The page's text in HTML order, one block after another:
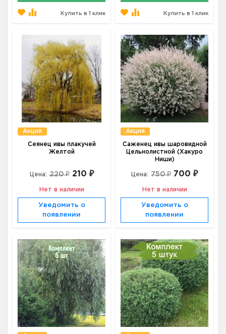
Купить в 1 клик Купить в 1 клик
Акция
Сеянец ивы плакучей
Желтой
Цена: 220 ₽ 210 ₽
Нет в наличии
Уведомить о
появлении
Акция
Саженец ивы шаровидной
Цельнолистной (Хакуро
Ниши)
Цена: 750 ₽ 700 ₽
Нет в наличии
Уведомить о
появлении